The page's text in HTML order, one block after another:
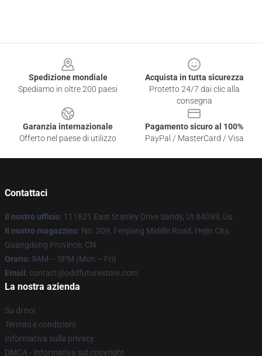
Spedizione mondiale
Spediamo in oltre 200 paesi
Acquista in tutta sicurezza
Protetto 24/7 dai clic alla
consegna
Garanzia internazionale
Offerto nel paese di utilizzo
Pagamento sicuro al 100%
PayPal / MasterCard / Visa
Contattaci
Il nostro ufficio: 111621 East Stanley Drive Sandy, Ut 84093, Us
Il nostro magazzino: No. 209, Fenjiang Middle Road, Hejin City,
Guangdong Province, CN
Orario: 9AM – 5PM (Mon – Fri)
Email : contact@oddfuturestore.com
La nostra azienda
Su di noi
Termini e condizioni
Informativa sulla privacy
DMCA - Informativa sul copyright